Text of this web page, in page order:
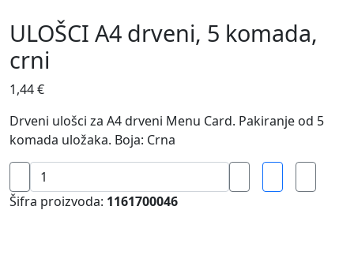
ULOŠCI A4 drveni, 5 komada,
crni
1,44€
Drveni ulošci za A4 drveni Menu Card. Pakiranje od 5
komada uložaka. Boja: Crna
ULOŠCI
A4
drveni,
Šifra proizvoda: 1161700046